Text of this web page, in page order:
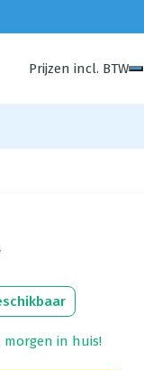
Prijzen incl. BTW
morgen in huis!